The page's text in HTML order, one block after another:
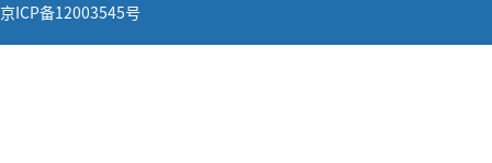
京ICP备12003545号